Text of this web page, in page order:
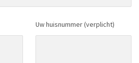
Uw huisnummer (verplicht)